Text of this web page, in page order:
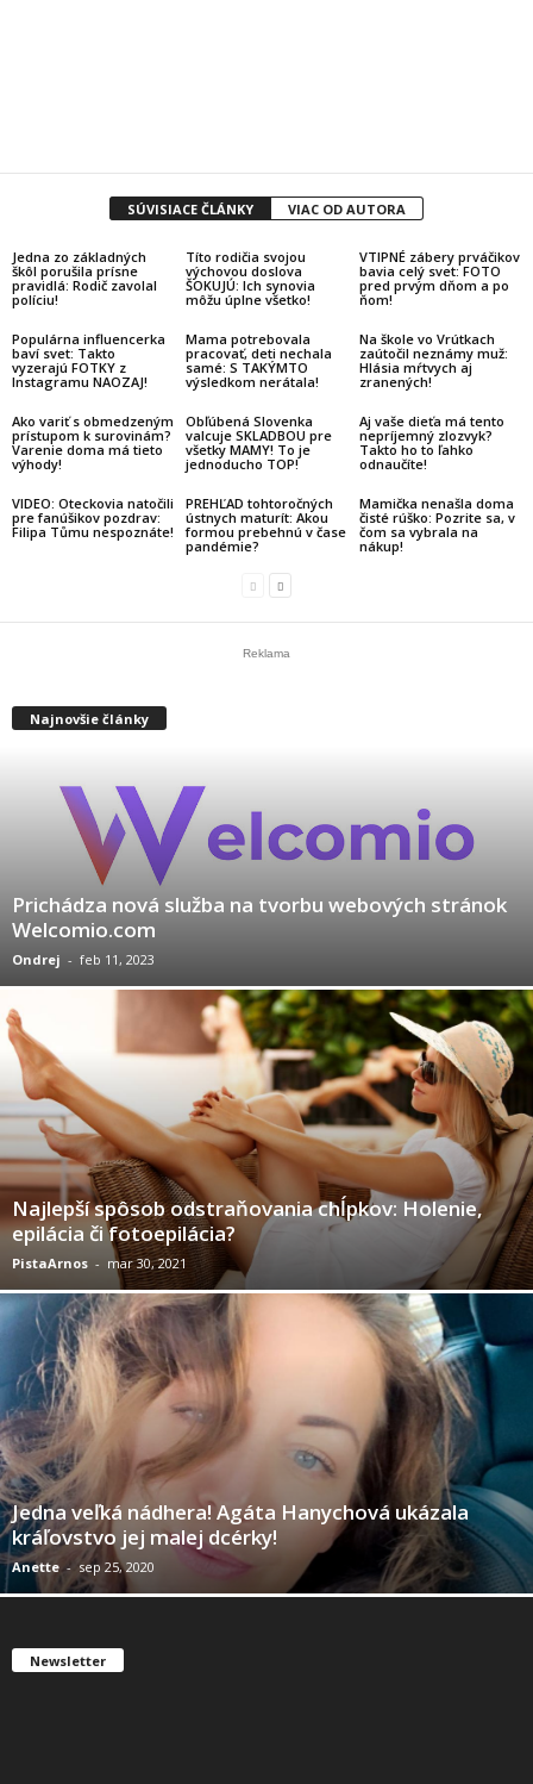
SÚVISIACE ČLÁNKY VIAC OD AUTORA
Jedna zo základných
škôl porušila prísne
pravidlá: Rodič zavolal
políciu!
Títo rodičia svojou
výchovou doslova
ŠOKUJÚ: Ich synovia
môžu úplne všetko!
VTIPNÉ zábery prváčikov
bavia celý svet: FOTO
pred prvým dňom a po
ňom!
Populárna influencerka
baví svet: Takto
vyzerajú FOTKY z
Instagramu NAOZAJ!
Mama potrebovala
pracovať, deti nechala
samé: S TAKÝMTO
výsledkom nerátala!
Na škole vo Vrútkach
zaútočil neznámy muž:
Hlásia mŕtvych aj
zranených!
Ako variť s obmedzeným
prístupom k surovinám?
Varenie doma má tieto
výhody!
Obľúbená Slovenka
valcuje SKLADBOU pre
všetky MAMY! To je
jednoducho TOP!
Aj vaše dieťa má tento
nepríjemný zlozvyk?
Takto ho to ľahko
odnaučíte!
VIDEO: Oteckovia natočili
pre fanúšikov pozdrav:
Filipa Tůmu nespoznáte!
PREHĽAD tohtoročných
ústnych maturít: Akou
formou prebehnú v čase
pandémie?
Mamička nenašla doma
čisté rúško: Pozrite sa, v
čom sa vybrala na
nákup!
Reklama
Najnovšie články
Prichádza nová služba na tvorbu webových stránok
Welcomio.com
Ondrej - feb 11, 2023
Najlepší spôsob odstraňovania chĺpkov: Holenie,
epilácia či fotoepilácia?
PistaArnos - mar 30, 2021
Jedna veľká nádhera! Agáta Hanychová ukázala
kráľovstvo jej malej dcérky!
Anette - sep 25, 2020
Newsletter